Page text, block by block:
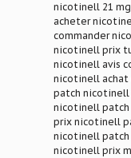
nicotinell 21
acheter
commander
nicotinell prix
nicotinell avis
nicotinell achat
patch nicotinell
nicotinell patch
prix nicotinell
nicotinell patch
nicotinell prix